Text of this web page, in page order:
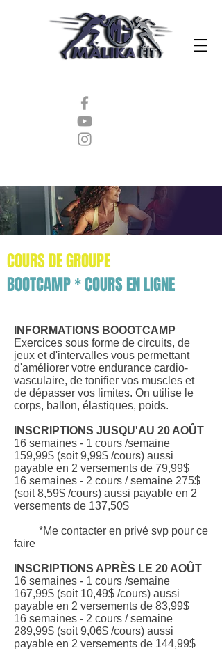
COURS DE GROUPE
BOOTCAMP * COURS EN LIGNE
INFORMATIONS BOOOTCAMP
Exercices sous forme de circuits, de
jeux et d'intervalles vous permettant
d'améliorer votre endurance cardio-
vasculaire, de tonifier vos muscles et
de dépasser vos limites. On utilise le
corps, ballon, élastiques, poids.
INSCRIPTIONS JUSQU'AU 20 AOÛT
16 semaines - 1 cours /semaine
159,99$ (soit 9,99$ /cours) aussi
payable en 2 versements de 79,99$
16 semaines - 2 cours / semaine 275$
(soit 8,59$ /cours) aussi payable en 2
versements de 137,50$
*Me contacter en privé svp pour ce
faire
INSCRIPTIONS APRÈS LE 20 AOÛT
16 semaines - 1 cours /semaine
167,99$ (soit 10,49$ /cours) aussi
payable en 2 versements de 83,99$
16 semaines - 2 cours / semaine
289,99$ (soit 9,06$ /cours) aussi
payable en 2 versements de 144,99$